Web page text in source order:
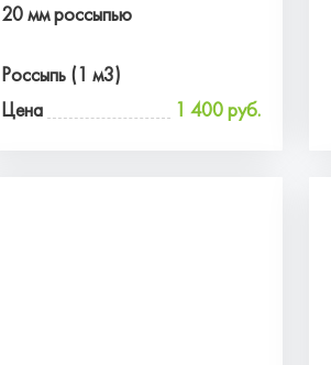
20 мм россыпью
Россыпь (1 м3)
Цена
1 400 руб.